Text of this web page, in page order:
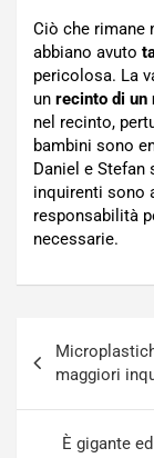
Ciò che rimane
abbiano avuto
pericolosa. La
un recinto di un
nel recinto,
bambini sono
Daniel e Stefan
inquirenti sono
responsabilità
necessarie.
articoli
maggiori
È gigante